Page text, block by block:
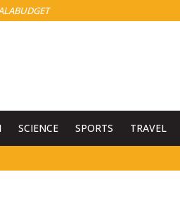
SCIENCE SPORTS TRAVEL